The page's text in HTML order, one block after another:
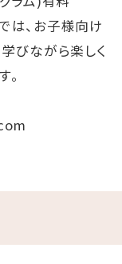
は、お子様向け
びながら楽しく